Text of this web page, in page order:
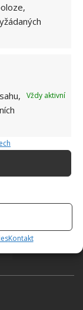
Vždy aktivní
Kontakt